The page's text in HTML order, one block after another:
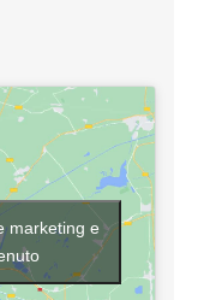
marketing e